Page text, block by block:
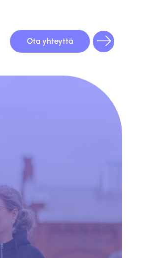
Ota yhteyttä